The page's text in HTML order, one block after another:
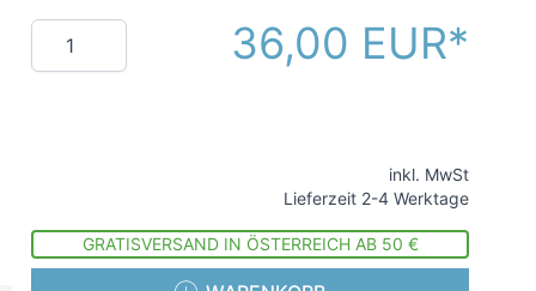
Menge 36,00 EUR
inkl. MwSt
Lieferzeit 2-4 Werktage
GRATISVERSAND IN ÖSTERREICH AB 50 €